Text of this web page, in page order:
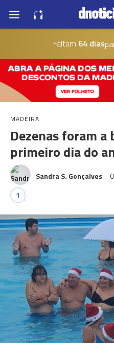
Faltam 64 dias
MADEIRA
Dezenas foram a
primeiro dia do
Sandra S. Gonçalves
1